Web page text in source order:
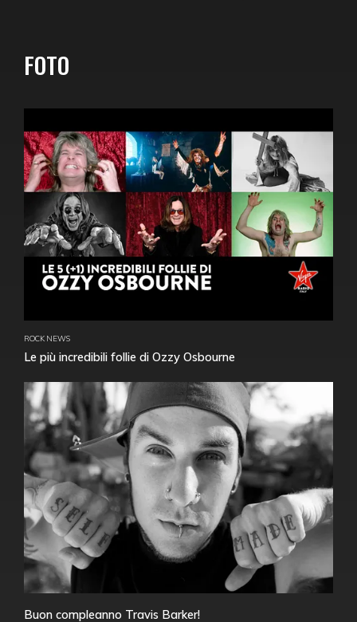
FOTO
ROCK NEWS
Le più incredibili follie di Ozzy Osbourne
Buon compleanno Travis Barker!